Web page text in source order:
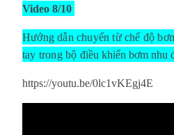
Video 8/10
Hướng dẫn chuyển từ chế độ
tay trong bộ điều khiển bơm
https://youtu.be/0lc1vKEgj4E